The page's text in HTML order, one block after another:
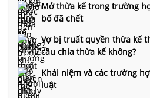
Mở thừa kế trong trường
bố đã chết
Vợ bị truất quyền thừa kế
cầu chia thừa kế không?
Khái niệm và các trường
luật